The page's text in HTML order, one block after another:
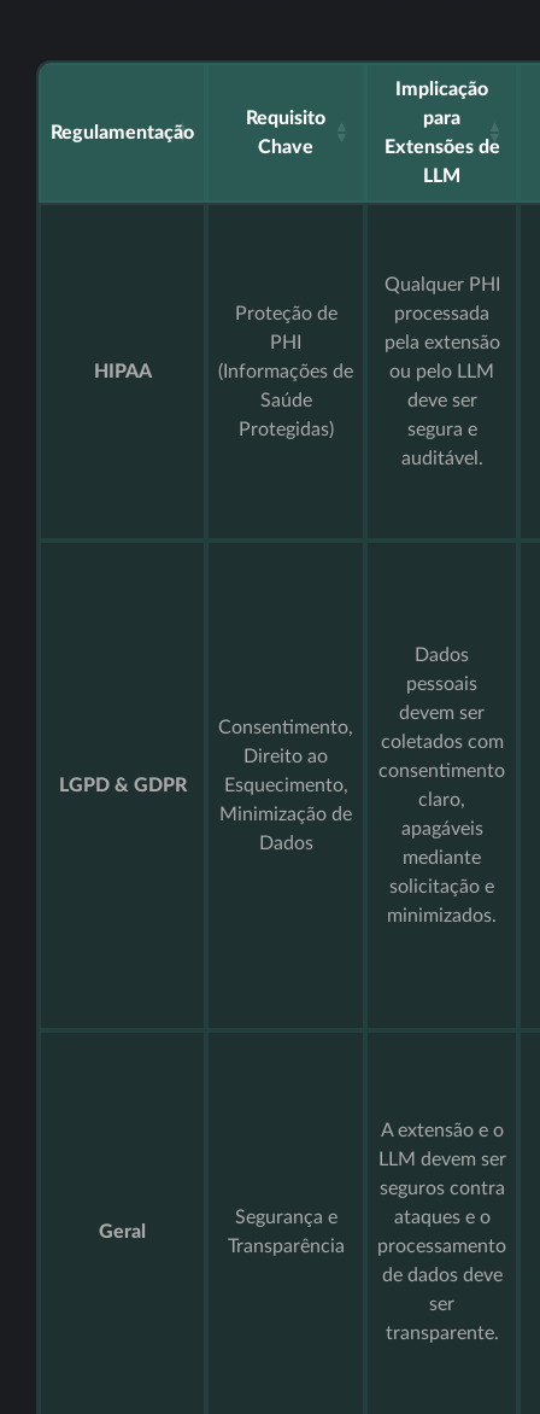
Regulamentação
Requisito
Chave
Implicação
para
Extensões de
LLM
HIPAA
Proteção de
PHI
(Informações de
Saúde
Protegidas)
Qualquer PHI
processada
pela extensão
ou pelo LLM
deve ser
segura e
auditável.
LGPD & GDPR
Consentimento,
Direito ao
Esquecimento,
Minimização de
Dados
Dados
pessoais
devem ser
coletados com
consentimento
claro,
apagáveis
mediante
solicitação e
minimizados.
Geral
Segurança e
Transparência
A extensão e o
LLM devem ser
seguros contra
ataques e o
processamento
de dados deve
ser
transparente.